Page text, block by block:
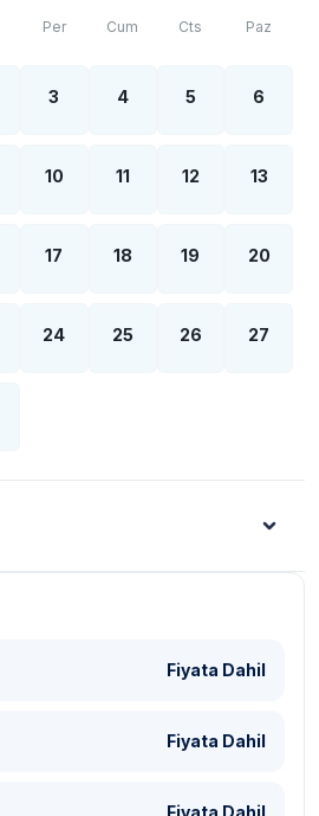
Per Cum Cts Paz
3 4 5 6
10 11 12 13
17 18 19 20
24 25 26 27
Fiyata Dahil
Fiyata Dahil